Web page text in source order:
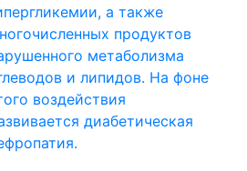
а также
продуктов
метаболизма
и липидов. На фоне
воздействия
диабетическая